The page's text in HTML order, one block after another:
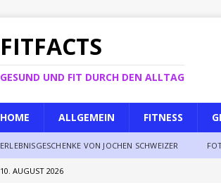
FITFACTS
GESUND UND FIT DURCH DEN ALLTAG
HOME ALLGEMEIN FITNESS
ERLEBNISGESCHENKE VON JOCHEN SCHWEIZER
10. AUGUST 2026